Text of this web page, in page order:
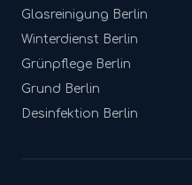
Glasreinigung Berlin
Winterdienst Berlin
Grünpflege Berlin
Grund Berlin
Desinfektion Berlin